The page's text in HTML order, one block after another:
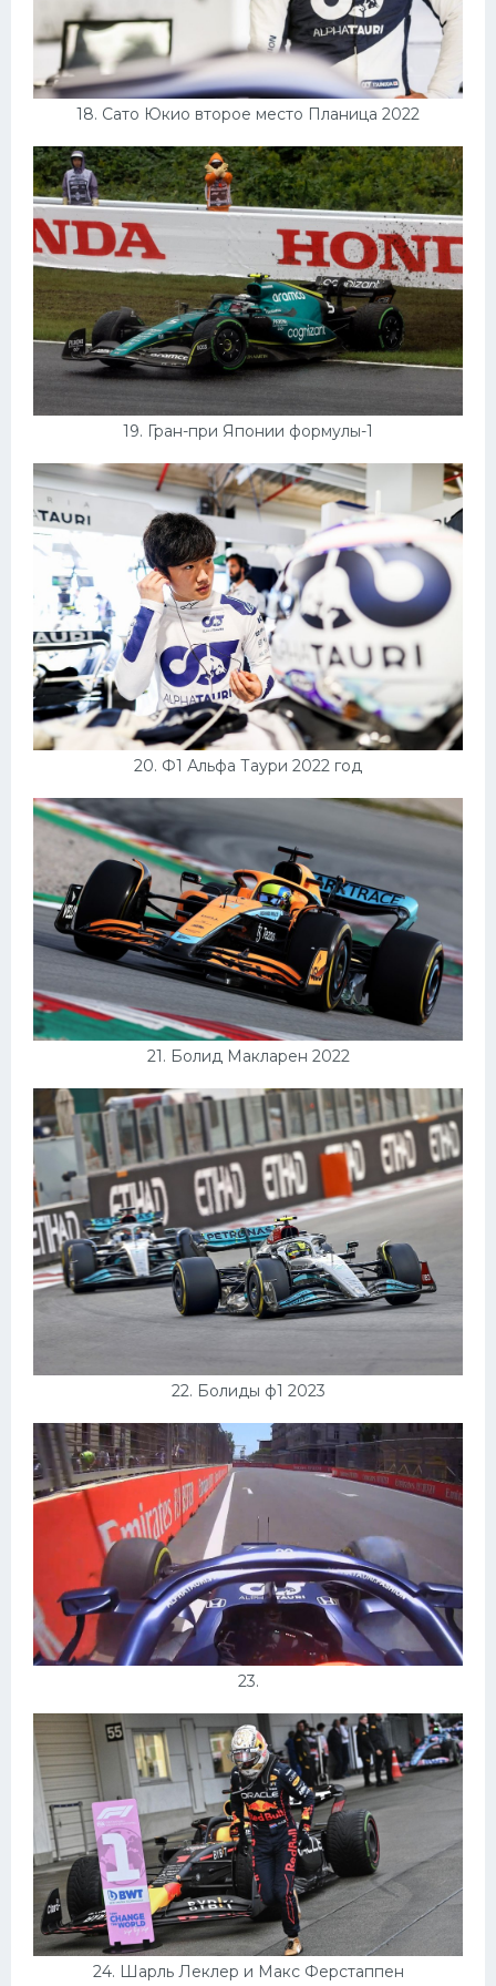
18. Сато Юкио второе место Планица 2022
19. Гран-при Японии формулы-1
20. Ф1 Альфа Таури 2022 год
21. Болид Макларен 2022
22. Болиды ф1 2023
23.
24. Шарль Леклер и Макс Ферстаппен